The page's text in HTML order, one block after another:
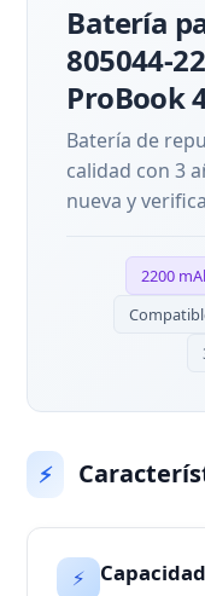
Batería
805044-
ProBook
Batería de
calidad con 3
nueva y
2200
⚡
⚡